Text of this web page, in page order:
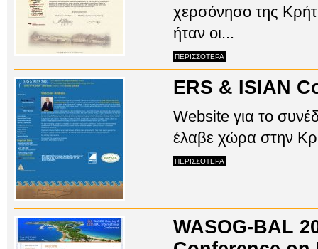
χερσόνησο της
ήταν οι...
ΠΕΡΙΣΣΟΤΕΡΑ
ERS & ISIAN
Website για το
έλαβε χώρα στην
ΠΕΡΙΣΣΟΤΕΡΑ
WASOG-BAL